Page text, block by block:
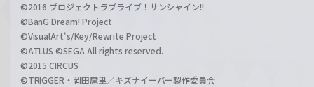
©2016 プロジェクトラブライブ！サンシャイン!!
©BanG Dream! Project
©VisualArt's/Key/Rewrite Project
©ATLUS ©SEGA All rights reserved.
©2015 CIRCUS
©TRIGGER・岡田麿里／キズナイーバー製作委員会